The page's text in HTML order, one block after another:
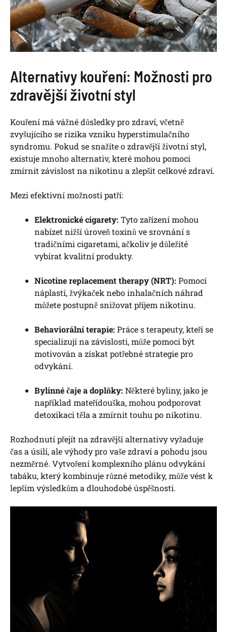
Alternativy kouření: Možnosti pro
zdravější životní styl
Kouření má vážné důsledky pro zdraví, včetně
zvyšujícího se rizika vzniku hyperstimulačního
syndromu. Pokud se snažíte o zdravější životní styl,
existuje mnoho alternativ, které mohou pomoci
zmírnit závislost na nikotinu a zlepšit celkové zdraví.
Mezi efektivní možnosti patří:
Elektronické cigarety: Tyto zařízení mohou
nabízet nižší úroveň toxinů ve srovnání s
tradičními cigaretami, ačkoliv je důležité
vybírat kvalitní produkty.
Nicotine replacement therapy (NRT): Pomocí
náplastí, žvýkaček nebo inhalačních náhrad
můžete postupně snižovat příjem nikotinu.
Behaviorální terapie: Práce s terapeuty, kteří se
specializují na závislosti, může pomoci být
motivován a získat potřebné strategie pro
odvykání.
Bylinné čaje a doplňky: Některé byliny, jako je
například mateřídouška, mohou podporovat
detoxikaci těla a zmírnit touhu po nikotinu.
Rozhodnutí přejít na zdravější alternativy vyžaduje
čas a úsilí, ale výhody pro vaše zdraví a pohodu jsou
nezměrné. Vytvoření komplexního plánu odvykání
tabáku, který kombinuje různé metodiky, může vést k
lepším výsledkům a dlouhodobé úspěšnosti.